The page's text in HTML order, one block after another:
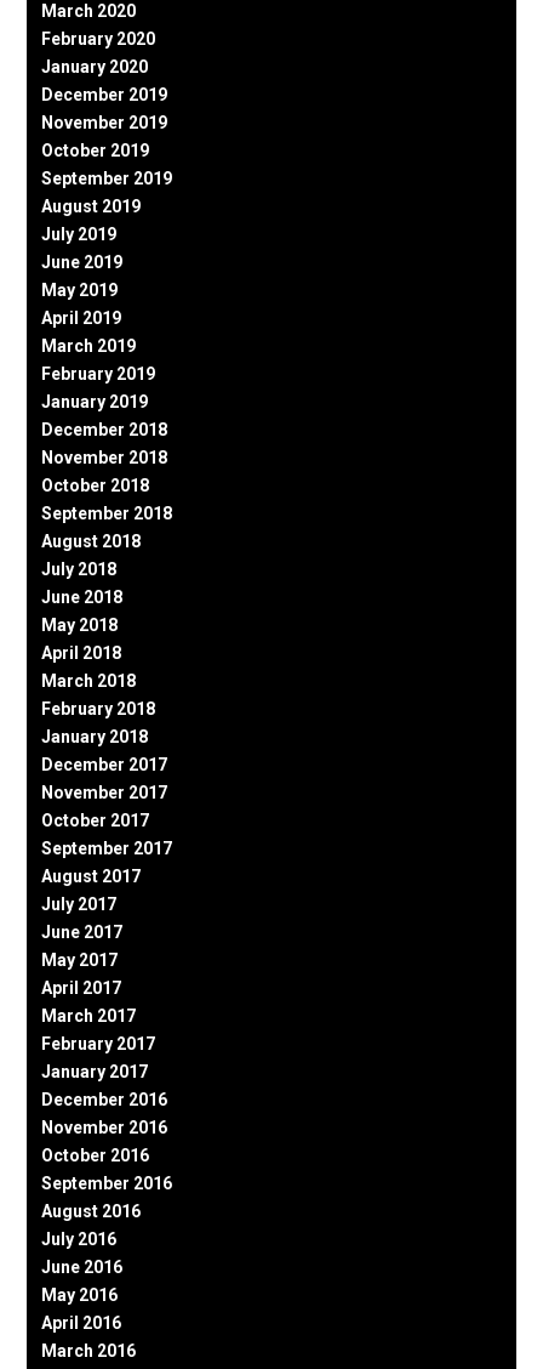
March 2020
February 2020
January 2020
December 2019
November 2019
October 2019
September 2019
August 2019
July 2019
June 2019
May 2019
April 2019
March 2019
February 2019
January 2019
December 2018
November 2018
October 2018
September 2018
August 2018
July 2018
June 2018
May 2018
April 2018
March 2018
February 2018
January 2018
December 2017
November 2017
October 2017
September 2017
August 2017
July 2017
June 2017
May 2017
April 2017
March 2017
February 2017
January 2017
December 2016
November 2016
October 2016
September 2016
August 2016
July 2016
June 2016
May 2016
April 2016
March 2016